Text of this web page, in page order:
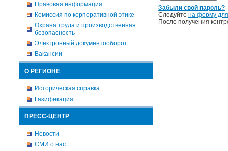
Правовая информация
Комиссия по корпоративной этике
Охрана труда и производственная
безопасность
Электронный документооборот
Вакансии
О РЕГИОНЕ
Историческая справка
Газификация
ПРЕСС-ЦЕНТР
Новости
СМИ о нас
Забыли свой пароль?
Следуйте на форму
После получения